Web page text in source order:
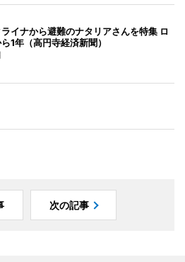
イナから避難のナタリアさんを特集 ロ
1年（高円寺経済新聞）
次の記事